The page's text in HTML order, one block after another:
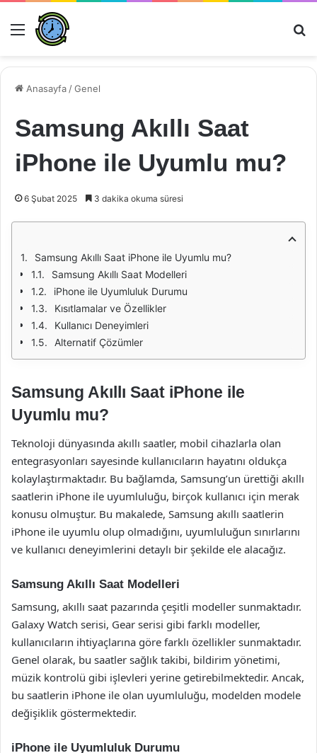
Menü
Anasayfa /Genel
Samsung Akıllı Saat
iPhone ile Uyumlu mu?
6 Şubat 2025 3 dakika okuma süresi
Samsung Akıllı Saat iPhone ile Uyumlu mu?
Samsung Akıllı Saat Modelleri
iPhone ile Uyumluluk Durumu
Kısıtlamalar ve Özellikler
Kullanıcı Deneyimleri
Alternatif Çözümler
Samsung Akıllı Saat iPhone ile
Uyumlu mu?
Teknoloji dünyasında akıllı saatler, mobil cihazlarla olan
entegrasyonları sayesinde kullanıcıların hayatını oldukça
kolaylaştırmaktadır. Bu bağlamda, Samsung’un ürettiği akıllı
saatlerin iPhone ile uyumluluğu, birçok kullanıcı için merak
konusu olmuştur. Bu makalede, Samsung akıllı saatlerin
iPhone ile uyumlu olup olmadığını, uyumluluğun sınırlarını
ve kullanıcı deneyimlerini detaylı bir şekilde ele alacağız.
Samsung Akıllı Saat Modelleri
Samsung, akıllı saat pazarında çeşitli modeller sunmaktadır.
Galaxy Watch serisi, Gear serisi gibi farklı modeller,
kullanıcıların ihtiyaçlarına göre farklı özellikler sunmaktadır.
Genel olarak, bu saatler sağlık takibi, bildirim yönetimi,
müzik kontrolü gibi işlevleri yerine getirebilmektedir. Ancak,
bu saatlerin iPhone ile olan uyumluluğu, modelden modele
değişiklik göstermektedir.
iPhone ile Uyumluluk Durumu